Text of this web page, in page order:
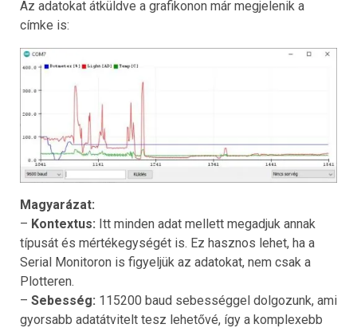
Az adatokat átküldve a grafikonon már megjelenik a
címke is:
Magyarázat:
– Kontextus: Itt minden adat mellett megadjuk annak
típusát és mértékegységét is. Ez hasznos lehet, ha a
Serial Monitoron is figyeljük az adatokat, nem csak a
Plotteren.
– Sebesség: 115200 baud sebességgel dolgozunk, ami
gyorsabb adatátvitelt tesz lehetővé, így a komplexebb